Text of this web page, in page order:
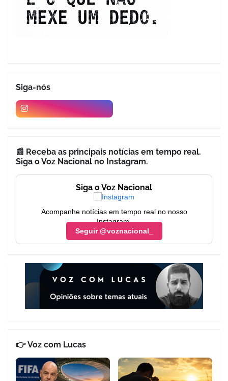
Siga-nós
📰 Receba as principais notícias em tempo real.
Siga o Voz Nacional no Instagram.
Siga o Voz Nacional
Acompanhe notícias em tempo real no nosso
Instagram.
Seguir @voznacional_
👉 Voz com Lucas